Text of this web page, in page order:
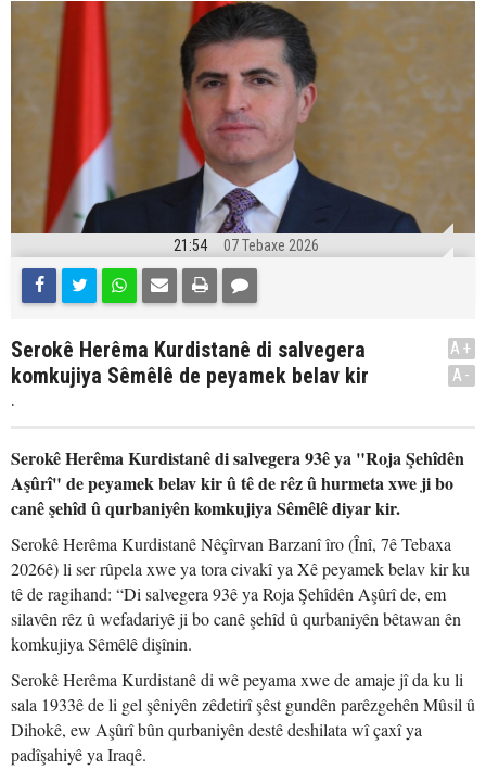
21:54 07 Tebaxe 2026
Serokê Herêma Kurdistanê di salvegera
komkujiya Sêmêlê de peyamek belav kir
.
A+
A-
Serokê Herêma Kurdistanê di salvegera 93ê ya "Roja Şehîdên
Aşûrî" de peyamek belav kir û tê de rêz û hurmeta xwe ji bo
canê şehîd û qurbaniyên komkujiya Sêmêlê diyar kir.
Serokê Herêma Kurdistanê Nêçîrvan Barzanî îro (Înî, 7ê Tebaxa
2026ê) li ser rûpela xwe ya tora civakî ya Xê peyamek belav kir ku
tê de ragihand: “Di salvegera 93ê ya Roja Şehîdên Aşûrî de, em
silavên rêz û wefadariyê ji bo canê şehîd û qurbaniyên bêtawan ên
komkujiya Sêmêlê dişînin.
Serokê Herêma Kurdistanê di wê peyama xwe de amaje jî da ku li
sala 1933ê de li gel şêniyên zêdetirî şêst gundên parêzgehên Mûsil û
Dihokê, ew Aşûrî bûn qurbaniyên destê deshilata wî çaxî ya
padîşahiyê ya Iraqê.